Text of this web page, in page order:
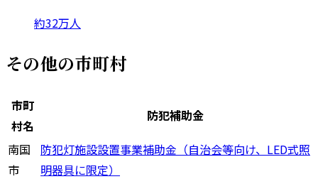
約32万人
その他の市町村
市町
村名
防犯補助金
南国
市
防犯灯施設設置事業補助金（自治会等向け、LED式照
明器具に限定）